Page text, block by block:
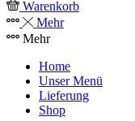
Warenkorb
Mehr
Mehr
Home
Unser Menü
Lieferung
Shop